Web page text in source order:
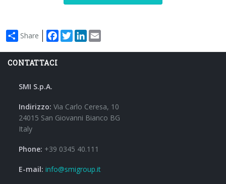
Share Facebook
TwitterLinkedIn
CONTATTACI
SMI S.p.A.
Indirizzo: Via Carlo Ceresa, 10
24015 San Giovanni Bianco BG
Italy
Phone: +39 0345 40.111
E-mail: info@smigroup.it